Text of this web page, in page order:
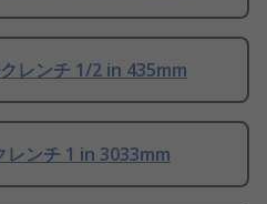
レンチ 1/2 in 435mm
レンチ 1 in 3033mm